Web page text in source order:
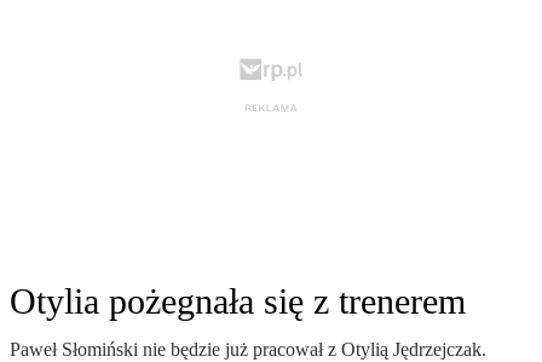
Otylia pożegnała się z trenerem
Paweł Słomiński nie będzie już pracował z Otylią Jędrzejczak.